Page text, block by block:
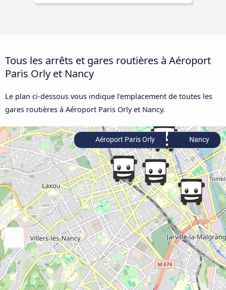
Tous les arrêts et gares routières à Aéroport
Paris Orly et Nancy
Le plan ci-dessous vous indique l'emplacement de toutes les
gares routières à Aéroport Paris Orly et Nancy.
Aéroport Paris Orly Nancy